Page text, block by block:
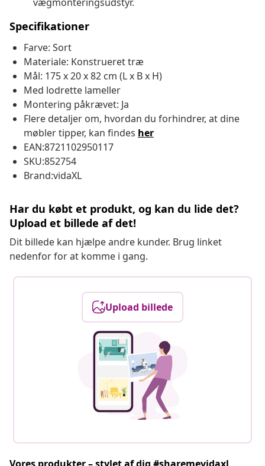
Specifikationer
Farve: Sort
Materiale: Konstrueret træ
Mål: 175 x 20 x 82 cm (L x B x H)
Med lodrette lameller
Montering påkrævet: Ja
Flere detaljer om, hvordan du forhindrer, at dine
møbler tipper, kan findes her
EAN:8721102950117
SKU:852754
Brand:vidaXL
Har du købt et produkt, og kan du lide det?
Upload et billede af det!
Dit billede kan hjælpe andre kunder. Brug linket
nedenfor for at komme i gang.
Upload billede